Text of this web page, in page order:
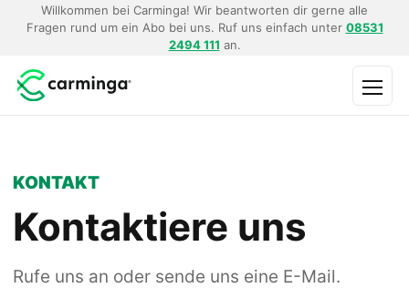
Willkommen bei Carminga! Wir beantworten dir gerne alle
Fragen rund um ein Abo bei uns. Ruf uns einfach unter 08531
2494 111 an.
KONTAKT
Kontaktiere uns
Rufe uns an oder sende uns eine E-Mail.